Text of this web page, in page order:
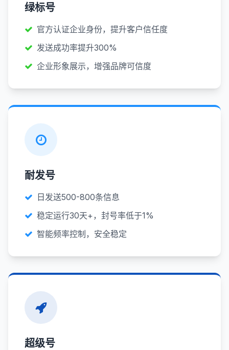
绿标号
官方认证企业身份，提升客户信任度
发送成功率提升300%
企业形象展示，增强品牌可信度
耐发号
日发送500-800条信息
稳定运行30天+，封号率低于1%
智能频率控制，安全稳定
超级号